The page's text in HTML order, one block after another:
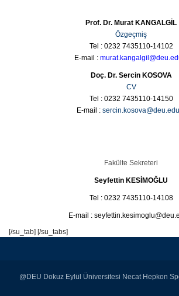
Prof. Dr. Murat KANGALGİL
Özgeçmiş
Tel : 0232 7435110-14102
E-mail :
Doç. Dr. Sercin KOSOVA
CV
Tel : 0232 7435110-14150
E-mail :
Fakülte Sekreteri
Seyfettin KESİMOĞLU
Tel : 0232 7435110-14108
E-mail :
[/su_tab] [/su_tabs]
@DEU Dokuz Eylül Üniversitesi Necat Hepkon